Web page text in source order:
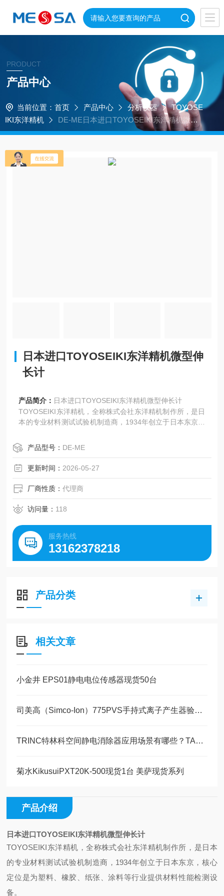
PRODUCT
产品中心
当前位置： 首页 产品中心 分析仪器
TOYOSE
IKI东洋精机
DE-ME日本进口TOYOSEIKI东洋精机微型
伸长计
日本进口TOYOSEIKI东洋精机微型伸
长计
产品简介： 日本进口TOYOSEIKI东洋精机微型伸长计
TOYOSEIKI东洋精机，全称株式会社东洋精机制作所‌，是日
本的专业材料测试试验机制造商，1934年创立于日本东京，
检测设备。
产品型号： DE-ME
更新时间： 2026-05-27
厂商性质：代理商
访问量： 118
服务热线
13162378218
产品分类
相关文章
小金井 EPS01静电电位传感器现货50台
司美高（Simco-Ion）775PVS手持式离子产生器验证仪 美萨现货20台
TRINC特林科空间静电消除器应用场景有哪些？TAS-811/LAS-805
菊水KikusuiPXT20K-500现货1台 美萨现货系列
产品介绍
日本进口TOYOSEIKI东洋精机微型伸长计
TOYOSEIKI东洋精机，全称株式会社东洋精机制作所‌，是日本
的专业材料测试试验机制造商，1934年创立于日本东京，核心
定位是为塑料、橡胶、纸张、涂料等行业提供材料性能检测设
备。